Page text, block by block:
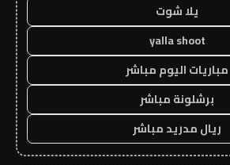
يلا شوت
yalla shoot
مباريات اليوم مباشر
برشلونة مباشر
ريال مدريد مباشر